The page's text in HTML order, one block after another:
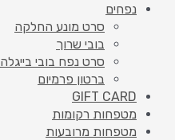
נפחים
סרט מונע החלקה
בובי שרוך
סרט נפח בובי בייגלה
ברטון פרמיום
GIFT CARD
מטפחות רקומות
מטפחות מרובעות